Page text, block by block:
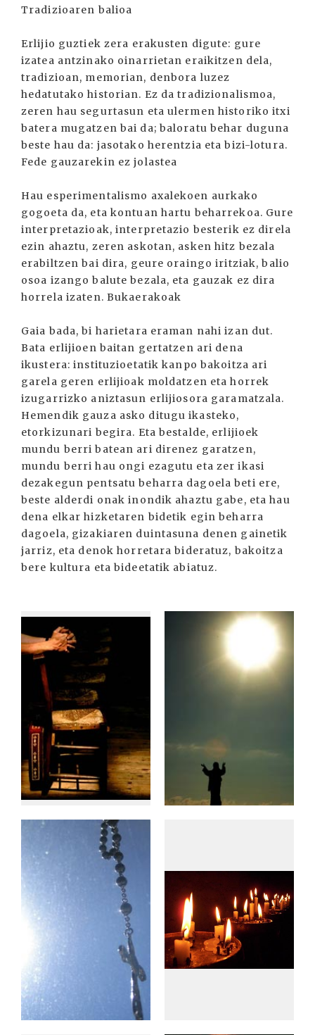
Tradizioaren balioa
Erlijio guztiek zera erakusten digute: gure
izatea antzinako oinarrietan eraikitzen dela,
tradizioan, memorian, denbora luzez
hedatutako historian. Ez da tradizionalismoa,
zeren hau segurtasun eta ulermen historiko itxi
batera mugatzen bai da; baloratu behar duguna
beste hau da: jasotako herentzia eta bizi-lotura.
Fede gauzarekin ez jolastea
Hau esperimentalismo axalekoen aurkako
gogoeta da, eta kontuan hartu beharrekoa. Gure
interpretazioak, interpretazio besterik ez direla
ezin ahaztu, zeren askotan, asken hitz bezala
erabiltzen bai dira, geure oraingo iritziak, balio
osoa izango balute bezala, eta gauzak ez dira
horrela izaten. Bukaerakoak
Gaia bada, bi harietara eraman nahi izan dut.
Bata erlijioen baitan gertatzen ari dena
ikustera: instituzioetatik kanpo bakoitza ari
garela geren erlijioak moldatzen eta horrek
izugarrizko aniztasun erlijiosora garamatzala.
Hemendik gauza asko ditugu ikasteko,
etorkizunari begira. Eta bestalde, erlijioek
mundu berri batean ari direnez garatzen,
mundu berri hau ongi ezagutu eta zer ikasi
dezakegun pentsatu beharra dagoela beti ere,
beste alderdi onak inondik ahaztu gabe, eta hau
dena elkar hizketaren bidetik egin beharra
dagoela, gizakiaren duintasuna denen gainetik
jarriz, eta denok horretara bideratuz, bakoitza
bere kultura eta bideetatik abiatuz.